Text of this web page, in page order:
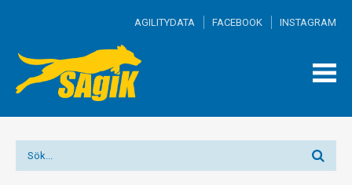
AGILITYDATA FACEBOOK INSTAGRAM